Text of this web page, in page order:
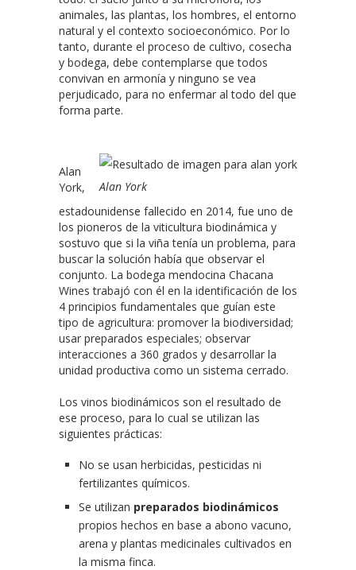
animales, las plantas, los hombres, el entorno
natural y el contexto socioeconómico. Por lo
tanto, durante el proceso de cultivo, cosecha
y bodega, debe contemplarse que todos
convivan en armonía y ninguno se vea
perjudicado, para no enfermar al todo del que
forma parte.
Alan York
Alan
York,
estadounidense fallecido en 2014, fue uno de
los pioneros de la viticultura biodinámica y
sostuvo que si la viña tenía un problema, para
buscar la solución había que observar el
conjunto. La bodega mendocina Chacana
Wines trabajó con él en la identificación de los
4 principios fundamentales que guían este
tipo de agricultura: promover la biodiversidad;
usar preparados especiales; observar
interacciones a 360 grados y desarrollar la
unidad productiva como un sistema cerrado.
Los vinos biodinámicos son el resultado de
ese proceso, para lo cual se utilizan las
siguientes prácticas:
No se usan herbicidas, pesticidas ni
fertilizantes químicos.
Se utilizan preparados biodinámicos
propios hechos en base a abono vacuno,
arena y plantas medicinales cultivados en
la misma finca.